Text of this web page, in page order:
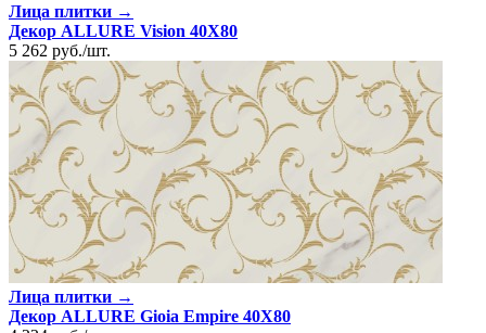
Лица плитки →
Декор ALLURE Vision 40X80
5 262 руб./шт.
Лица плитки →
Декор ALLURE Gioia Empire 40X80